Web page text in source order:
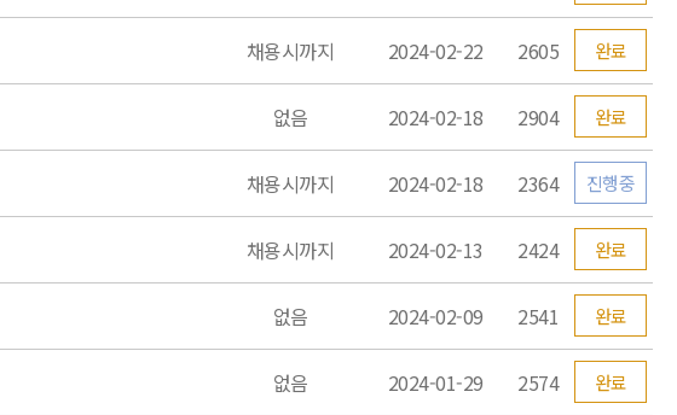
채용시까지 2024-02-22 2605 완료
없음 2024-02-18 2904 완료
채용시까지 2024-02-18 2364 진행중
채용시까지 2024-02-13 2424 완료
없음 2024-02-09 2541 완료
없음 2024-01-29 2574 완료